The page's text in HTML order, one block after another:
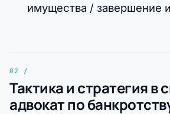
имущества / завершение
Тактика и стратегия в
адвокат по